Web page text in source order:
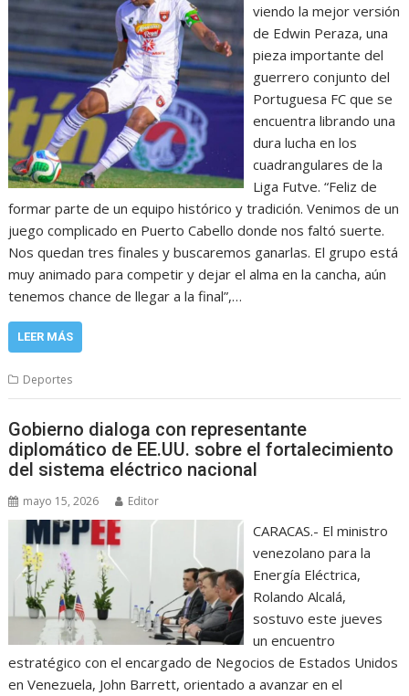
viendo la mejor versión
de Edwin Peraza, una
pieza importante del
guerrero conjunto del
Portuguesa FC que se
encuentra librando una
dura lucha en los
cuadrangulares de la
Liga Futve. “Feliz de
formar parte de un equipo histórico y tradición. Venimos de un
juego complicado en Puerto Cabello donde nos faltó suerte.
Nos quedan tres finales y buscaremos ganarlas. El grupo está
muy animado para competir y dejar el alma en la cancha, aún
tenemos chance de llegar a la final”,…
LEER MÁS
Deportes
Gobierno dialoga con representante
diplomático de EE.UU. sobre el fortalecimiento
del sistema eléctrico nacional
mayo 15, 2026 Editor
CARACAS.- El ministro
venezolano para la
Energía Eléctrica,
Rolando Alcalá,
sostuvo este jueves
un encuentro
estratégico con el encargado de Negocios de Estados Unidos
en Venezuela, John Barrett, orientado a avanzar en el